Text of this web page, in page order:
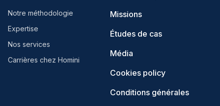
Notre méthodologie
Expertise
Nos services
Carrières chez Homini
Missions
Études de cas
Média
Cookies policy
Conditions générales